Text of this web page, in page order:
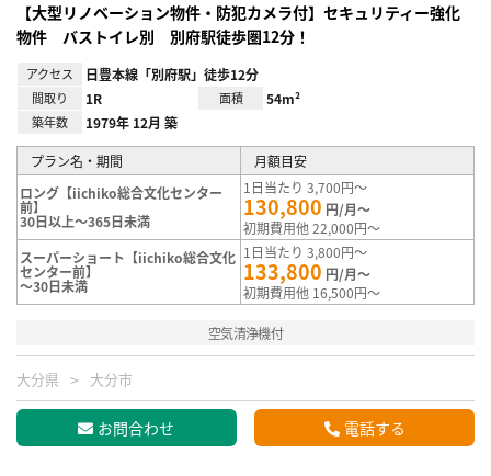
【大型リノベーション物件・防犯カメラ付】セキュリティー強化
物件 バストイレ別 別府駅徒歩圏12分！
アクセス 日豊本線「別府駅」徒歩12分
間取り 1R 面積 54m²
築年数 1979年 12月 築
プラン名・期間
月額目安
ロング【iichiko総合文化センター
前】
30日以上～365日未満
1日当たり 3,700円～
130,800 円/月～
初期費用他 22,000円～
スーパーショート【iichiko総合文化
センター前】
～30日未満
1日当たり 3,800円～
133,800 円/月～
初期費用他 16,500円～
空気清浄機付
大分県 大分市
お問合わせ 電話する